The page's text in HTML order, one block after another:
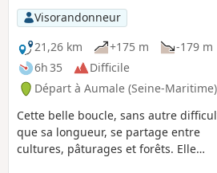
Visorandonneur
21,26 km
+175 m
-179 m
6h 35
Difficile
Départ à Aumale (Seine-Maritime)
Cette belle boucle, sans autre
que sa longueur, se partage entre
cultures, pâturages et forêts. Elle